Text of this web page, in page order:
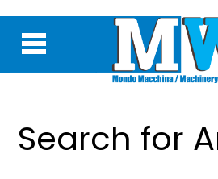
Search for